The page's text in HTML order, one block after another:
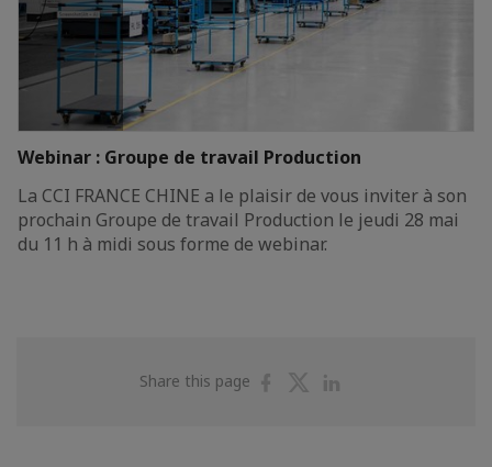
Webinar : Groupe de travail Production
La CCI FRANCE CHINE a le plaisir de vous inviter à son
prochain Groupe de travail Production le jeudi 28 mai
du 11 h à midi sous forme de webinar.
Share this page
ShareShare